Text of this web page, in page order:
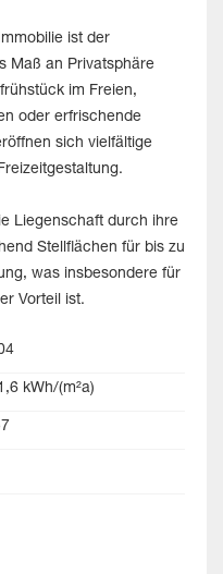
ist der
Maß an Privatsphäre
im Freien,
oder erfrischende
sich vielfältige
Liegenschaft durch ihre
Stellflächen für bis zu
was insbesondere für
Vorteil ist.
kWh/(m²a)